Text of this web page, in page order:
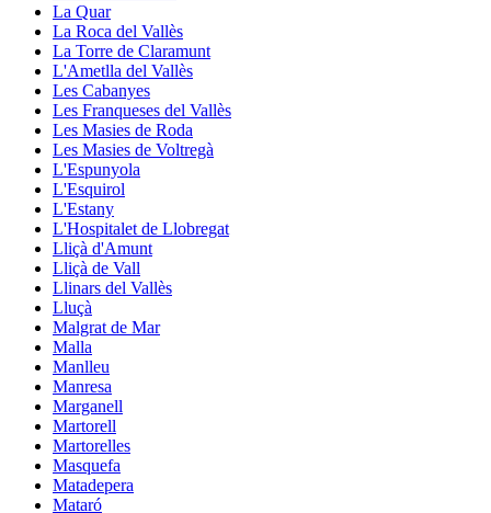
La Quar
La Roca del Vallès
La Torre de Claramunt
L'Ametlla del Vallès
Les Cabanyes
Les Franqueses del Vallès
Les Masies de Roda
Les Masies de Voltregà
L'Espunyola
L'Esquirol
L'Estany
L'Hospitalet de Llobregat
Lliçà d'Amunt
Lliçà de Vall
Llinars del Vallès
Lluçà
Malgrat de Mar
Malla
Manlleu
Manresa
Marganell
Martorell
Martorelles
Masquefa
Matadepera
Mataró